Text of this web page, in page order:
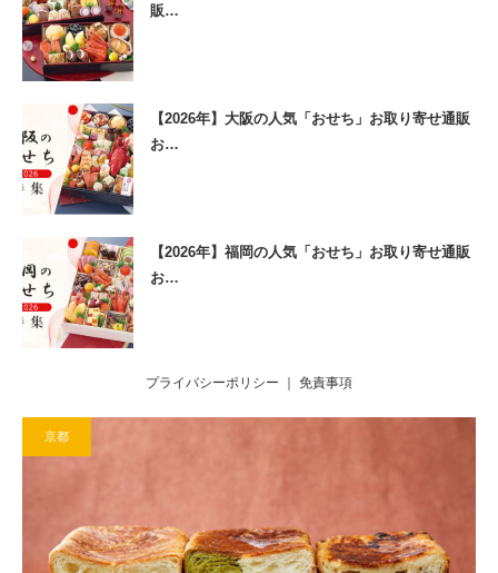
販…
【2026年】大阪の人気「おせち」お取り寄せ通販
お…
【2026年】福岡の人気「おせち」お取り寄せ通販
お…
プライバシーポリシー 免責事項
京都